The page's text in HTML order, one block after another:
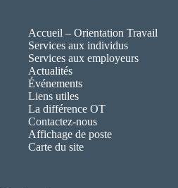
Accueil – Orientation Travail
Services aux individus
Services aux employeurs
Actualités
Événements
Liens utiles
La différence OT
Contactez-nous
Affichage de poste
Carte du site